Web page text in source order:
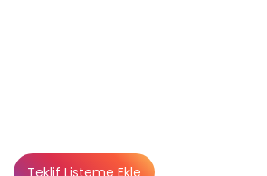
Teklif Listeme Ekle